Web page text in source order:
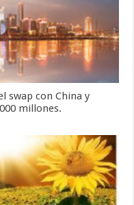
swap con China y
millones.